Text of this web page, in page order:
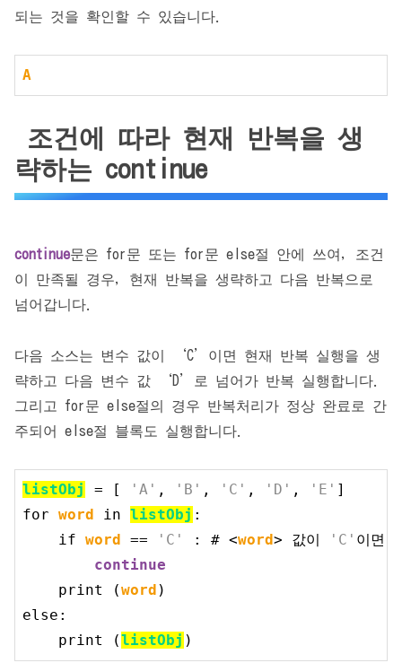
되는 것을 확인할 수 있습니다.
A
조건에 따라 현재 반복을 생
략하는 continue
continue문은 for문 또는 for문 else절 안에 쓰여, 조건
이 만족될 경우, 현재 반복을 생략하고 다음 반복으로
넘어갑니다.
다음 소스는 변수 값이 ‘C’이면 현재 반복 실행을 생
략하고 다음 변수 값 ‘D’로 넘어가 반복 실행합니다.
그리고 for문 else절의 경우 반복처리가 정상 완료로 간
주되어 else절 블록도 실행합니다.
listObj = [ 'A' , 'B' , 'C' , 'D' , 'E'
for word in listObj :
if word == 'C' : # <word> 값이 'C' 이면
continue
print
(word
else :
print
(listObj )